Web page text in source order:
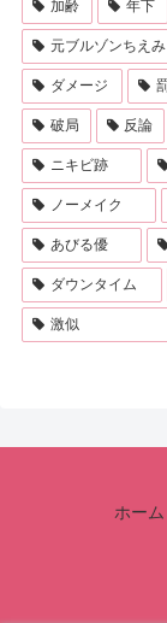
加齢 年下
元ブルゾンちえみ
ダメージ
破局 反論
ニキビ跡
ノーメイク
あびる優
ダウンタイム
激似
ホーム